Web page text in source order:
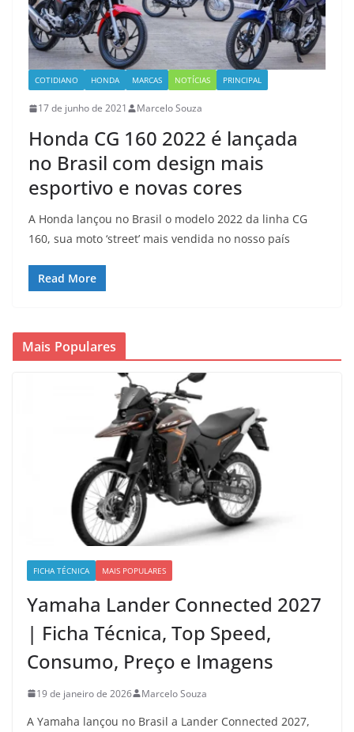
COTIDIANO HONDA MARCAS NOTÍCIAS PRINCIPAL
17 de junho de 2021 Marcelo Souza
Honda CG 160 2022 é lançada
no Brasil com design mais
esportivo e novas cores
A Honda lançou no Brasil o modelo 2022 da linha CG
160, sua moto ‘street’ mais vendida no nosso país
Read More
Mais Populares
FICHA TÉCNICA MAIS POPULARES
Yamaha Lander Connected 2027
| Ficha Técnica, Top Speed,
Consumo, Preço e Imagens
19 de janeiro de 2026 Marcelo Souza
A Yamaha lançou no Brasil a Lander Connected 2027,